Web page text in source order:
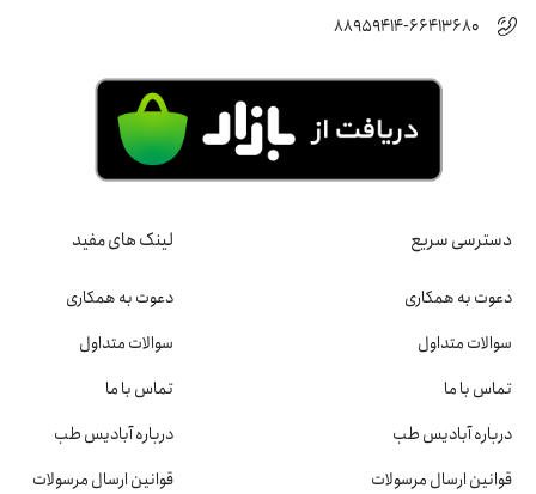
88959414-66413680
دسترسی سریع
دعوت به همکاری
سوالات متداول
تماس با ما
درباره آبادیس طب
قوانین ارسال مرسولات
لینک های مفید
دعوت به همکاری
سوالات متداول
تماس با ما
درباره آبادیس طب
قوانین ارسال مرسولات